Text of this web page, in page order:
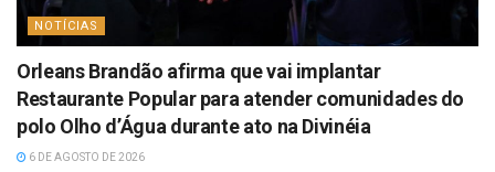
NOTÍCIAS
Orleans Brandão afirma que vai implantar
Restaurante Popular para atender comunidades do
polo Olho d’Água durante ato na Divinéia
6 DE AGOSTO DE 2026